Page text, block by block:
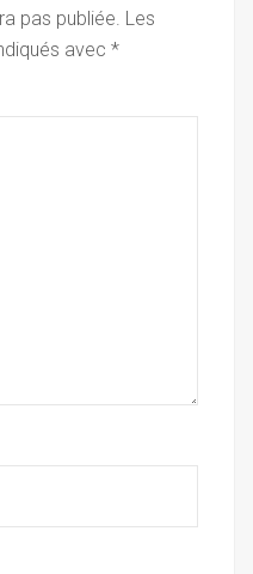
pas publiée. Les
avec *